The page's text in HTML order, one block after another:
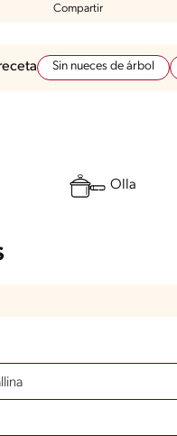
Compartir
Sin nueces de árbol
Olla